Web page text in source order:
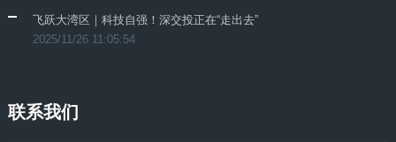
飞跃大湾区｜科技自强！深交投正在“走出去”
2025/11/26 11:05:54
联系我们